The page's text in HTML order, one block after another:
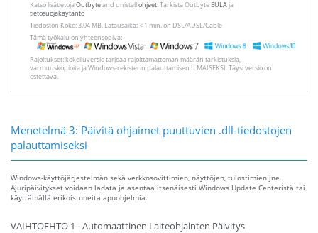
Katso lisätietojaOutbyteand unistallohjeet. Tarkista Outbyte EULAja
tietosuojakäytäntö
Tiedoston Koko: 3.04 MB, Latausaika: < 1 min. on DSL/ADSL/Cable
Tämä työkalu on yhteensopiva:
Rajoitukset: kokeiluversio tarjoaa rajoittamattoman määrän tarkistuksia,
varmuuskopioita ja Windows-rekisterin palauttamisen ILMAISEKSI. Täysi versio on
ostettava.
Menetelmä 3: Päivitä ohjaimet puuttuvien .dll-tiedostojen
palauttamiseksi
Windows-käyttöjärjestelmän sekä verkkosovittimien, näyttöjen, tulostimien jne.
Ajuripäivitykset voidaan ladata ja asentaa itsenäisesti Windows Update Centeristä tai
käyttämällä erikoistuneita apuohjelmia.
VAIHTOEHTO 1 - Automaattinen Laiteohjainten Päivitys